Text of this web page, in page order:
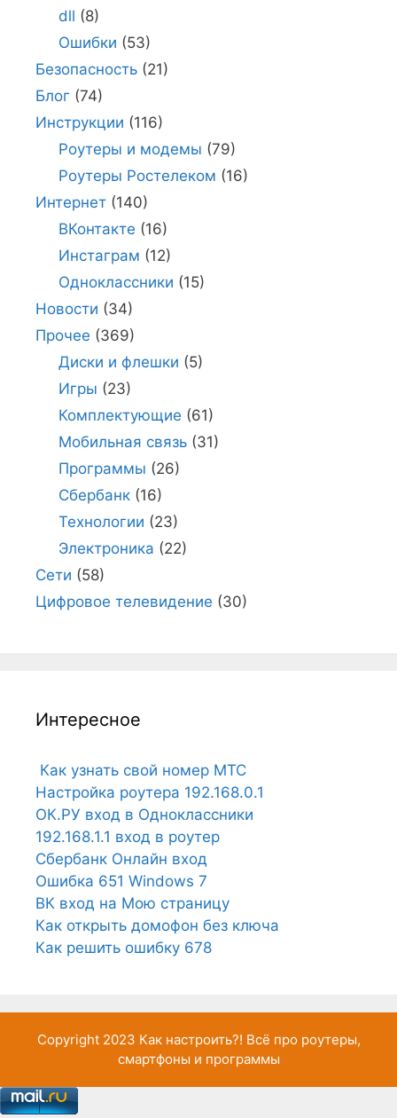
dll (8)
Ошибки (53)
Безопасность (21)
Блог (74)
Инструкции (116)
Роутеры и модемы (79)
Роутеры Ростелеком (16)
Интернет (140)
ВКонтакте (16)
Инстаграм (12)
Одноклассники (15)
Новости (34)
Прочее (369)
Диски и флешки (5)
Игры (23)
Комплектующие (61)
Мобильная связь(31)
Программы (26)
Сбербанк(16)
Технологии (23)
Электроника (22)
Сети (58)
Цифровое телевидение (30)
Интересное
Как узнать свой номер МТС
Настройка роутера 192.168.0.1
ОК.РУ вход в Одноклассники
192.168.1.1 вход в роутер
Сбербанк Онлайн вход
Ошибка 651 Windows 7
ВК вход на Мою страницу
Как открыть домофон без ключа
Как решить ошибку 678
Copyright 2023 Как настроить?! Всё про роутеры,
смартфоны и программы